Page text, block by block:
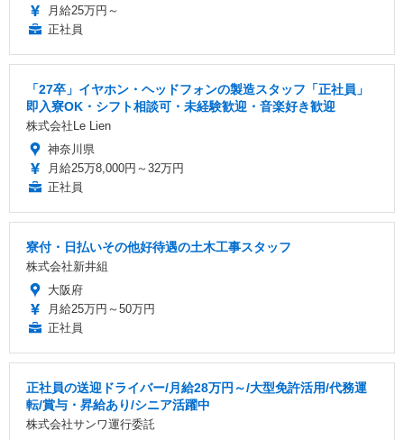
月給25万円～
正社員
「27卒」イヤホン・ヘッドフォンの製造スタッフ「正社員」
即入寮OK・シフト相談可・未経験歓迎・音楽好き歓迎
株式会社Le Lien
神奈川県
月給25万8,000円～32万円
正社員
寮付・日払いその他好待遇の土木工事スタッフ
株式会社新井組
大阪府
月給25万円～50万円
正社員
正社員の送迎ドライバー/月給28万円～/大型免許活用/代務運
転/賞与・昇給あり/シニア活躍中
株式会社サンワ運行委託